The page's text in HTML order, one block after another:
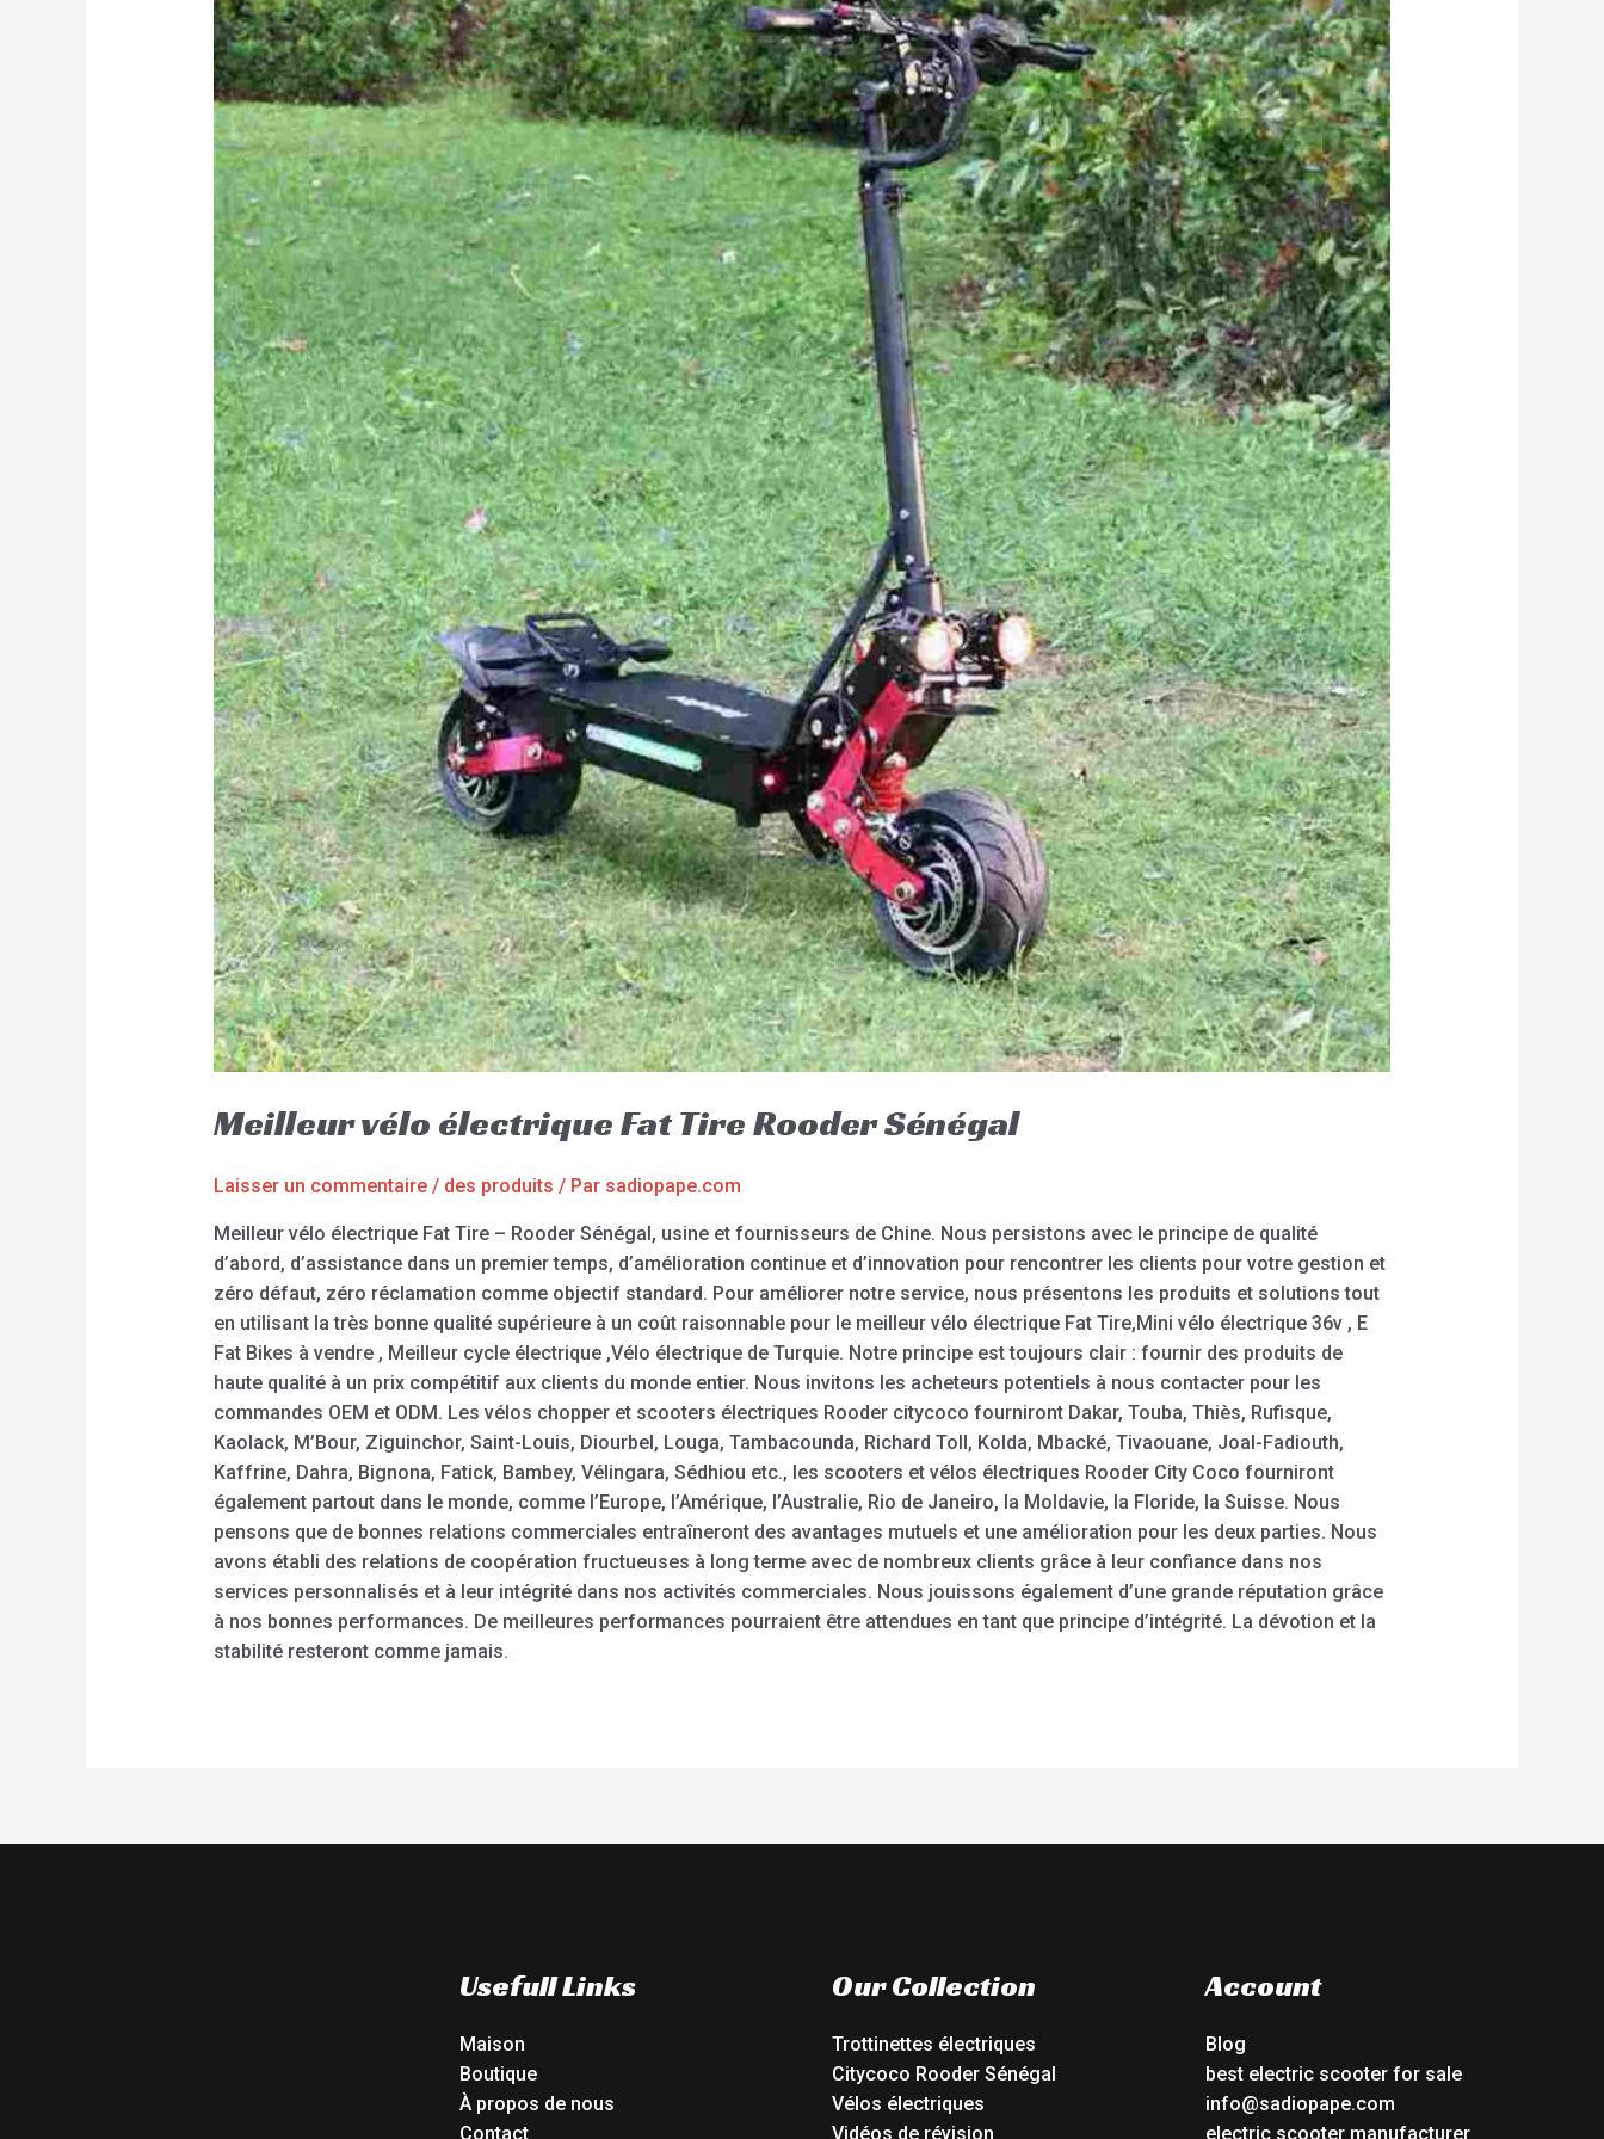
Meilleur vélo électrique Fat Tire Rooder Sénégal
Laisser un commentaire / des produits / Par sadiopape.com
Meilleur vélo électrique Fat Tire – Rooder Sénégal, usine et fournisseurs de Chine. Nous persistons avec le principe de qualité
d’abord, d’assistance dans un premier temps, d’amélioration continue et d’innovation pour rencontrer les clients pour votre gestion et
zéro défaut, zéro réclamation comme objectif standard. Pour améliorer notre service, nous présentons les produits et solutions tout
en utilisant la très bonne qualité supérieure à un coût raisonnable pour le meilleur vélo électrique Fat Tire,Mini vélo électrique 36v , E
Fat Bikes à vendre , Meilleur cycle électrique ,Vélo électrique de Turquie. Notre principe est toujours clair : fournir des produits de
haute qualité à un prix compétitif aux clients du monde entier. Nous invitons les acheteurs potentiels à nous contacter pour les
commandes OEM et ODM. Les vélos chopper et scooters électriques Rooder citycoco fourniront Dakar, Touba, Thiès, Rufisque,
Kaolack, M’Bour, Ziguinchor, Saint-Louis, Diourbel, Louga, Tambacounda, Richard Toll, Kolda, Mbacké, Tivaouane, Joal-Fadiouth,
Kaffrine, Dahra, Bignona, Fatick, Bambey, Vélingara, Sédhiou etc., les scooters et vélos électriques Rooder City Coco fourniront
également partout dans le monde, comme l’Europe, l’Amérique, l’Australie, Rio de Janeiro, la Moldavie, la Floride, la Suisse. Nous
pensons que de bonnes relations commerciales entraîneront des avantages mutuels et une amélioration pour les deux parties. Nous
avons établi des relations de coopération fructueuses à long terme avec de nombreux clients grâce à leur confiance dans nos
services personnalisés et à leur intégrité dans nos activités commerciales. Nous jouissons également d’une grande réputation grâce
à nos bonnes performances. De meilleures performances pourraient être attendues en tant que principe d’intégrité. La dévotion et la
stabilité resteront comme jamais.
Usefull Links
Maison
Boutique
À propos de nous
Contact
Our Collection
Trottinettes électriques
Citycoco Rooder Sénégal
Vélos électriques
Vidéos de révision
Account
Blog
best electric scooter for sale
info@sadiopape.com
electric scooter manufacturer